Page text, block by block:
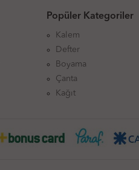
Popüler Kategoriler
Kalem
Defter
Boyama
Çanta
Kağıt